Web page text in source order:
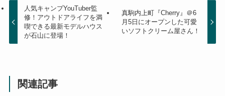
人気キャンプYouTuber監
修！アウトドアライフを満
喫できる最新モデルハウス
が石山に登場！
真駒内上町『Cherry』＠6
月5日にオープンした可愛
いソフトクリーム屋さん！
関連記事